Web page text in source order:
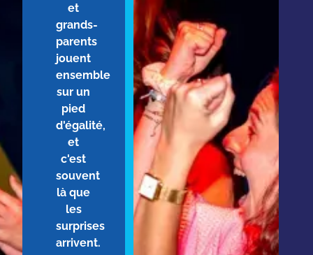
et
grands-
parents
jouent
ensemble
sur un
pied
d'égalité,
et
c'est
souvent
là que
les
surprises
arrivent.